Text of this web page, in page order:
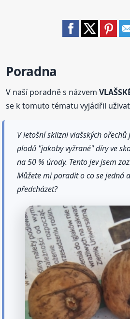
Poradna
V naší poradně s názvem
se k tomuto tématu vyjádřil
V letošní sklizni vlašských
plodů "jakoby vyžrané" díry ve
na 50 % úrody. Tento jev jsem
Můžete mi poradit o co se jedná
předcházet?